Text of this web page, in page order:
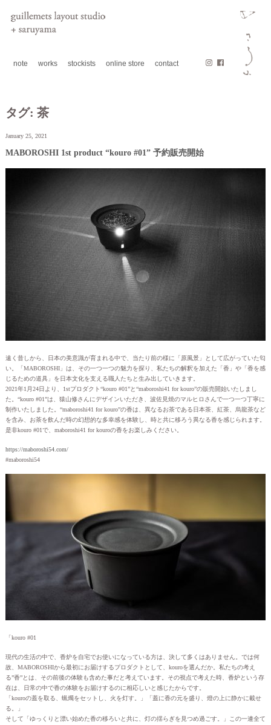
note works stockists online store contact
タグ: 茶
January 25, 2021
MABOROSHI 1st product “kouro #01” 予約販売開始
遠く昔しから、日本の美意識が育まれる中で、当たり前の様に「原風景」として広がっていた匂
い。「MABOROSHI」は、その一つ一つの魅力を探り、私たちの解釈を加えた「香」や「香を感
じるための道具」を日本文化を支える職人たちと生み出していきます。
2021年1月24日より、1stプロダクト“kouro #01”と“maboroshi41 for kouro”の販売開始いたしまし
た。“kouro #01”は、猿山修さんにデザインいただき、波佐見焼のマルヒロさんで一つ一つ丁寧に
制作いたしました。“maboroshi41 for kouro”の香は、異なるお茶である日本茶、紅茶、烏龍茶など
を含み、お茶を飲んだ時の幻想的な多幸感を体験し、時と共に移ろう異なる香を感じられます。
是非kouro #01で、maboroshi41 for kouroの香をお楽しみください。
https://maboroshi54.com/
#maboroshi54
「kouro #01
現代の生活の中で、香炉を自宅でお使いになっている方は、決して多くはありません。では何
故、MABOROSHIから最初にお届けするプロダクトとして、kouroを選んだか。私たちの考え
る”香”とは、その前後の体験も含めた事だと考えています。その視点で考えた時、香炉という存
在は、日常の中で香の体験をお届けするのに相応しいと感じたからです。
「kouroの蓋を取る、蝋燭をセットし、火を灯す。」「蓋に香の元を盛り、燈の上に静かに載せ
る。」
そして「ゆっくりと漂い始めた香の移ろいと共に、灯の揺らぎを見つめ過ごす。」この一連全て